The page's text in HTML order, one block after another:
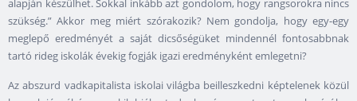
alapján készülhet. Sokkal inkább azt gondolom, hogy rangsorokra nincs
szükség.” Akkor meg miért szórakozik? Nem gondolja, hogy egy-egy
meglepő eredményét a saját dicsőségüket mindennél fontosabbnak
tartó rideg iskolák évekig fogják igazi eredményként emlegetni?
Az abszurd vadkapitalista iskolai világba beilleszkedni képtelenek közül